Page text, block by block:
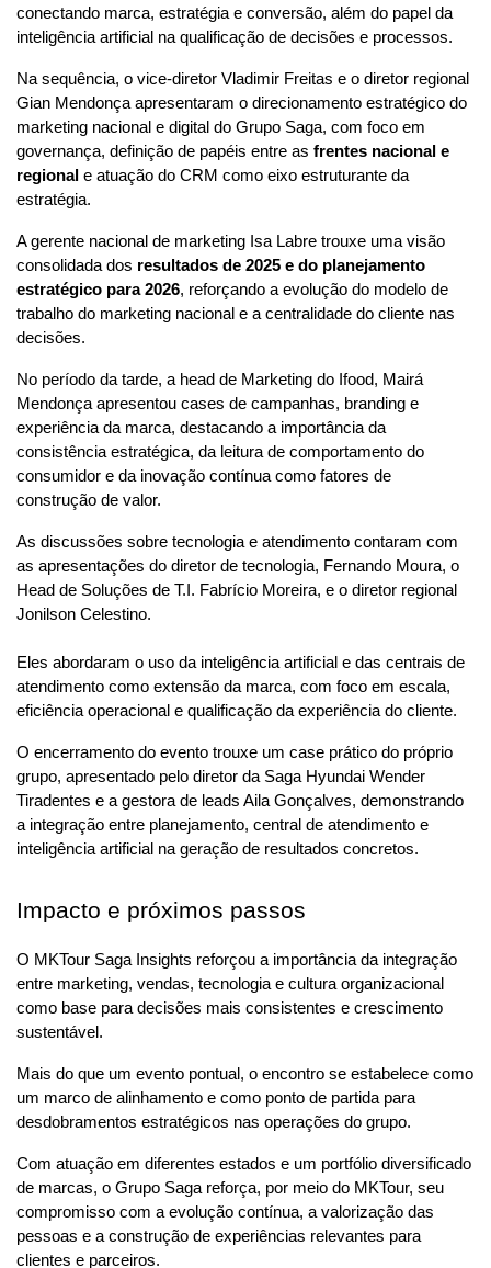
conectando marca, estratégia e conversão, além do papel da
inteligência artificial na qualificação de decisões e processos.
Na sequência, o vice-diretor Vladimir Freitas e o diretor regional
Gian Mendonça apresentaram o direcionamento estratégico do
marketing nacional e digital do Grupo Saga, com foco em
governança, definição de papéis entre as frentes nacional e
regional e atuação do CRM como eixo estruturante da
estratégia.
A gerente nacional de marketing Isa Labre trouxe uma visão
consolidada dos resultados de 2025 e do planejamento
estratégico para 2026, reforçando a evolução do modelo de
trabalho do marketing nacional e a centralidade do cliente nas
decisões.
No período da tarde, a head de Marketing do Ifood, Mairá
Mendonça apresentou cases de campanhas, branding e
experiência da marca, destacando a importância da
consistência estratégica, da leitura de comportamento do
consumidor e da inovação contínua como fatores de
construção de valor.
As discussões sobre tecnologia e atendimento contaram com
as apresentações do diretor de tecnologia, Fernando Moura, o
Head de Soluções de T.I. Fabrício Moreira, e o diretor regional
Jonilson Celestino.
Eles abordaram o uso da inteligência artificial e das centrais de
atendimento como extensão da marca, com foco em escala,
eficiência operacional e qualificação da experiência do cliente.
O encerramento do evento trouxe um case prático do próprio
grupo, apresentado pelo diretor da Saga Hyundai Wender
Tiradentes e a gestora de leads Aila Gonçalves, demonstrando
a integração entre planejamento, central de atendimento e
inteligência artificial na geração de resultados concretos.
Impacto e próximos passos
O MKTour Saga Insights reforçou a importância da integração
entre marketing, vendas, tecnologia e cultura organizacional
como base para decisões mais consistentes e crescimento
sustentável.
Mais do que um evento pontual, o encontro se estabelece como
um marco de alinhamento e como ponto de partida para
desdobramentos estratégicos nas operações do grupo.
Com atuação em diferentes estados e um portfólio diversificado
de marcas, o Grupo Saga reforça, por meio do MKTour, seu
compromisso com a evolução contínua, a valorização das
pessoas e a construção de experiências relevantes para
clientes e parceiros.